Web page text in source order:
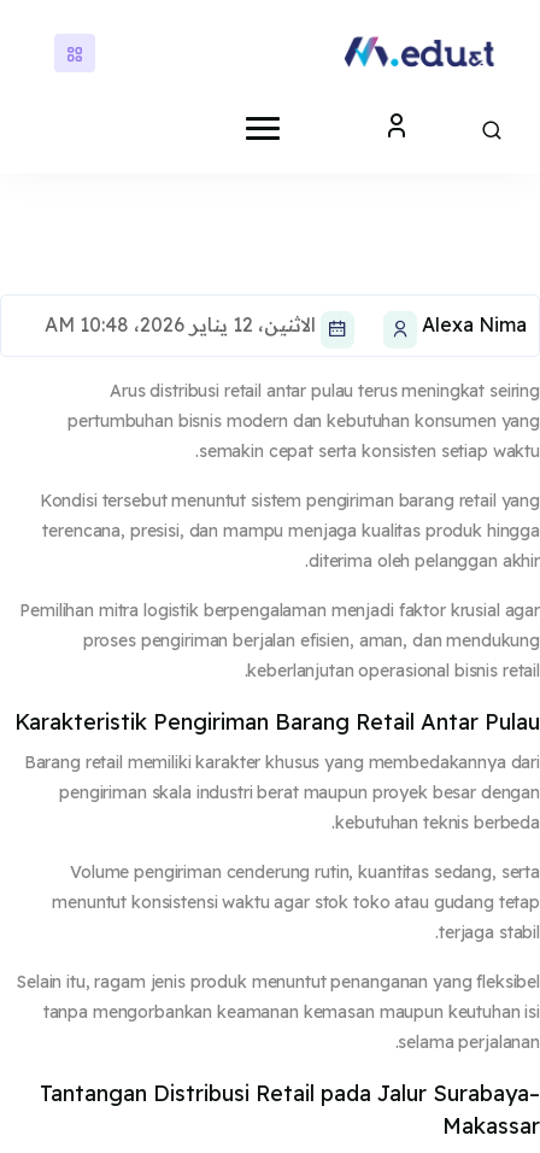
Alexa الاثنين، 12 يناير 2026، 10:48 AM
Arus distribusi retail antar pulau terus meningkat
pertumbuhan bisnis modern dan kebutuhan konsumen
semakin cepat serta konsisten setiap
Kondisi tersebut menuntut sistem pengiriman barang retail
terencana, presisi, dan mampu menjaga kualitas produk
diterima oleh pelanggan
Pemilihan mitra logistik berpengalaman menjadi faktor krusial
proses pengiriman berjalan efisien, aman, dan
keberlanjutan operasional bisnis
Karakteristik Pengiriman Barang Retail Antar
Barang retail memiliki karakter khusus yang membedakannya
pengiriman skala industri berat maupun proyek besar
kebutuhan teknis
Volume pengiriman cenderung rutin, kuantitas sedang,
menuntut konsistensi waktu agar stok toko atau gudang
terjaga
Selain itu, ragam jenis produk menuntut penanganan yang
tanpa mengorbankan keamanan kemasan maupun
selama
Tantangan Distribusi Retail pada Jalur